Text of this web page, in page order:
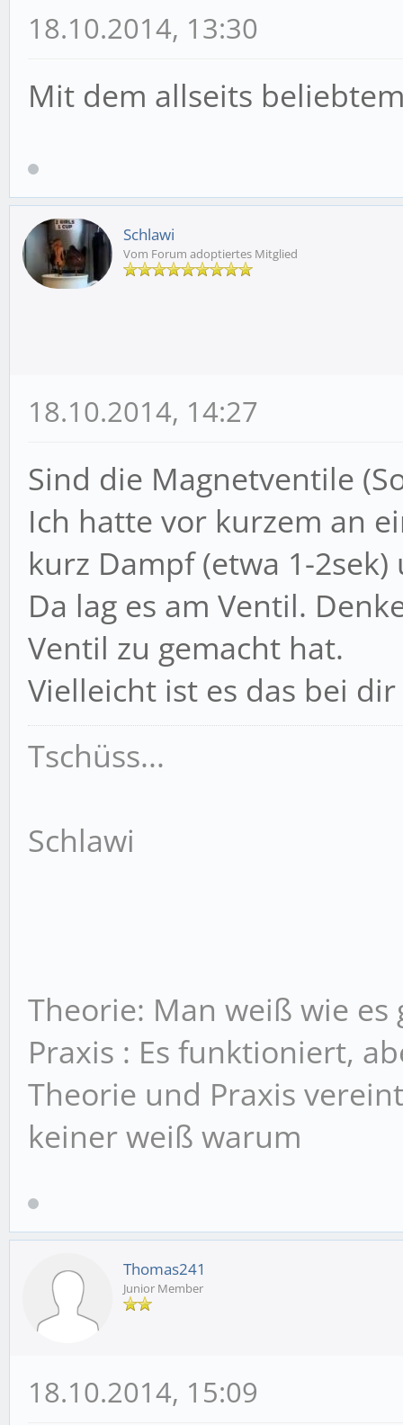
18.10.2014, 13:30
Mit dem allseits
Schlawi
Vom Forum adoptiertes Mitglied
18.10.2014, 14:27
Sind die Magnetventile
Ich hatte vor kurzem an
kurz Dampf (etwa 1-
Da lag es am Ventil.
Ventil zu gemacht hat.
Vielleicht ist es das bei dir
Tschüss...
Schlawi
Theorie: Man weiß wie
Praxis : Es funktioniert,
Theorie und Praxis
keiner weiß warum
Thomas241
Junior Member
18.10.2014, 15:09